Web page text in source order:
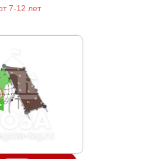
7-12 лет